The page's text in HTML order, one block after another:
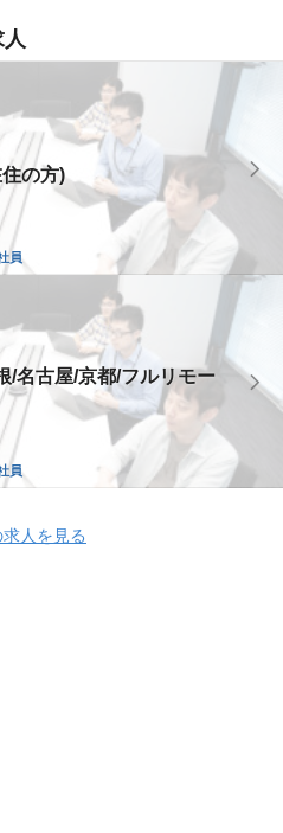
の方)
員
/名古屋/京都/フルリモー
員
人を見る